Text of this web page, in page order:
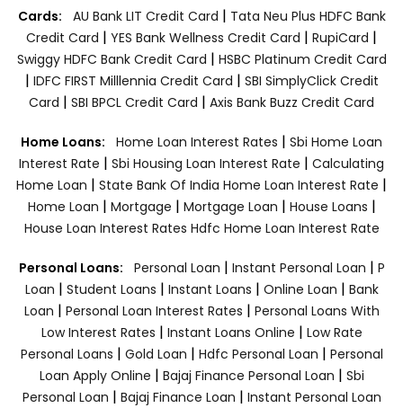
Cards: AU Bank LIT Credit Card | Tata Neu Plus HDFC Bank
Credit Card | YES Bank Wellness Credit Card | RupiCard |
Swiggy HDFC Bank Credit Card | HSBC Platinum Credit Card
| IDFC FIRST Milllennia Credit Card | SBI SimplyClick Credit
Card | SBI BPCL Credit Card | Axis Bank Buzz Credit Card
Home Loans: Home Loan Interest Rates | Sbi Home Loan
Interest Rate | Sbi Housing Loan Interest Rate | Calculating
Home Loan | State Bank Of India Home Loan Interest Rate |
Home Loan | Mortgage | Mortgage Loan | House Loans |
House Loan Interest Rates Hdfc Home Loan Interest Rate
Personal Loans: Personal Loan | Instant Personal Loan | P
Loan | Student Loans | Instant Loans | Online Loan | Bank
Loan | Personal Loan Interest Rates | Personal Loans With
Low Interest Rates | Instant Loans Online | Low Rate
Personal Loans | Gold Loan | Hdfc Personal Loan | Personal
Loan Apply Online | Bajaj Finance Personal Loan | Sbi
Personal Loan | Bajaj Finance Loan | Instant Personal Loan